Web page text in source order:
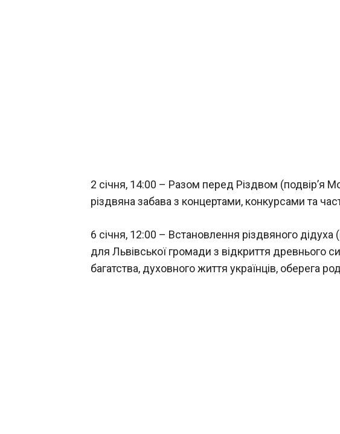
2 січня, 14:00 – Разом перед Різдвом (подвір’я
різдвяна забава з концертами, конкурсами та
6 січня, 12:00 – Встановлення різдвяного дідуха
для Львівської громади з відкриття древнього
багатства, духовного життя українців, оберега